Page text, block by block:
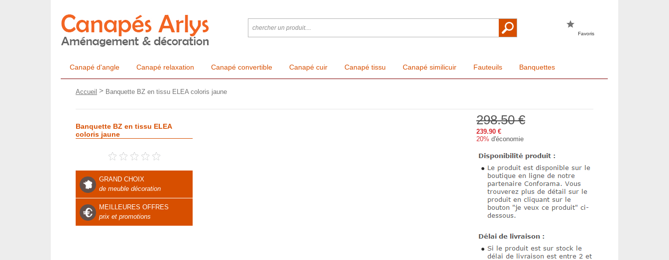
Favoris
Canapé d'angle Canapé relaxation Canapé convertible Canapé cuir Canapé tissu Canapé similicuir Fauteuils Banquettes
Accueil > Banquette BZ en tissu ELEA coloris jaune
Banquette BZ en tissu ELEA
coloris jaune
GRAND CHOIX
de meuble décoration
MEILLEURES OFFRES
prix et promotions
298.50 €
239.90 €
20% d'économie